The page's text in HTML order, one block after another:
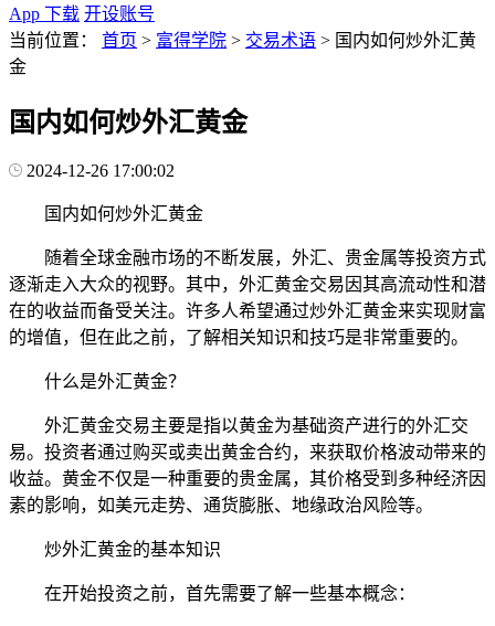
App 下载 开设账号
当前位置：
首页 > 富得学院 > 交易术语 > 国内如何炒外汇黄
金
国内如何炒外汇黄金
2024-12-26 17:00:02
国内如何炒外汇黄金
随着全球金融市场的不断发展，外汇、贵金属等投资方式
逐渐走入大众的视野。其中，外汇黄金交易因其高流动性和潜
在的收益而备受关注。许多人希望通过炒外汇黄金来实现财富
的增值，但在此之前，了解相关知识和技巧是非常重要的。
什么是外汇黄金？
外汇黄金交易主要是指以黄金为基础资产进行的外汇交
易。投资者通过购买或卖出黄金合约，来获取价格波动带来的
收益。黄金不仅是一种重要的贵金属，其价格受到多种经济因
素的影响，如美元走势、通货膨胀、地缘政治风险等。
炒外汇黄金的基本知识
在开始投资之前，首先需要了解一些基本概念：